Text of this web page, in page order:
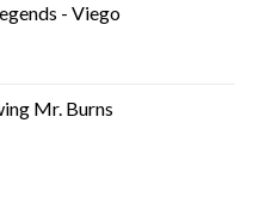
- Viego
Mr. Burns